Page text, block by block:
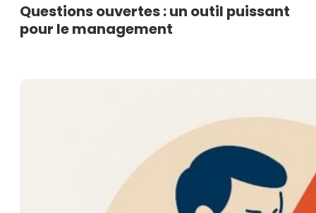
Questions ouvertes : un outil puissant
pour le management